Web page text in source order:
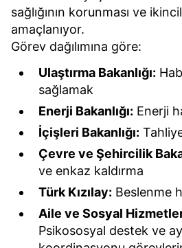
sağlığının korunması ve
amaçlanıyor.
Görev dağılımına göre:
Ulaştırma Bakanlığı:
sağlamak
Enerji Bakanlığı: Enerji
İçişleri Bakanlığı:
Çevre ve Şehircilik
ve enkaz kaldırma
Türk Kızılay: Beslenme
Aile ve Sosyal Hizmetler
Psikososyal destek ve